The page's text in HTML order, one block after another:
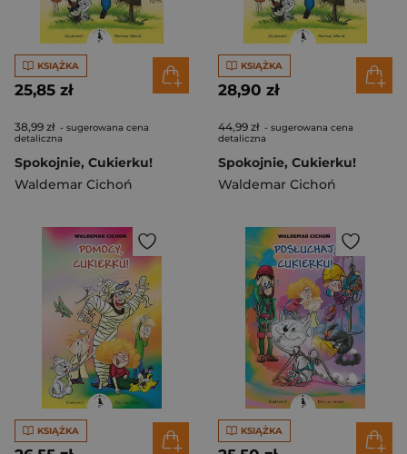
KSIĄŻKA
25,85 zł
38,99 zł - sugerowana cena
detaliczna
Spokojnie, Cukierku!
Waldemar Cichoń
KSIĄŻKA
28,90 zł
44,99 zł - sugerowana cena
detaliczna
Spokojnie, Cukierku!
Waldemar Cichoń
KSIĄŻKA KSIĄŻKA